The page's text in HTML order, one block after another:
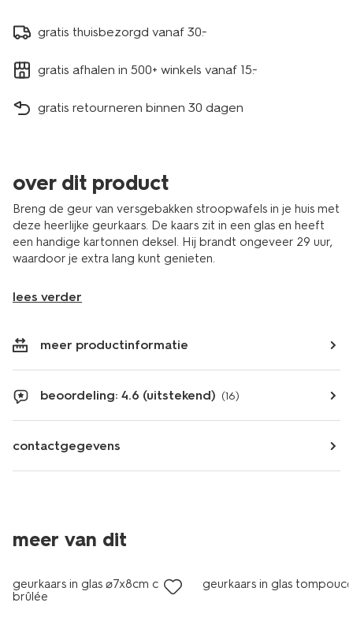
gratis thuisbezorgd vanaf 30.-
gratis afhalen in 500+ winkels vanaf 15.-
gratis retourneren binnen 30 dagen
over dit product
Breng de geur van versgebakken stroopwafels in je huis met
deze heerlijke geurkaars. De kaars zit in een glas en heeft
een handige kartonnen deksel. Hij brandt ongeveer 29 uur,
waardoor je extra lang kunt genieten.
lees verder
meer productinformatie
beoordeling: 4.6 (uitstekend) (16)
contactgegevens
meer van dit
vegan
geurkaars in glas ⌀7x8cm crème
brûlée
geurkaars in glas